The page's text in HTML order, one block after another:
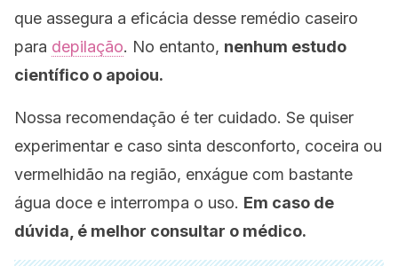
que assegura a eficácia desse remédio caseiro
para depilação. No entanto, nenhum estudo
científico o apoiou.
Nossa recomendação é ter cuidado. Se quiser
experimentar e caso sinta desconforto, coceira ou
vermelhidão na região, enxágue com bastante
água doce e interrompa o uso. Em caso de
dúvida, é melhor consultar o médico.